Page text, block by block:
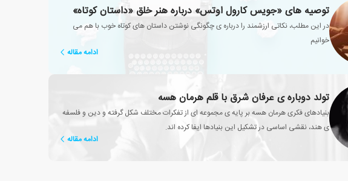
توصیه های «جویس کارول اوتس» درباره هنر خلق «داستان کوتاه»
در این مطلب، نکاتی ارزشمند را درباره ی چگونگی نوشتن داستان های کوتاه خوب با هم می
خوانیم
ادامه مقاله
تولد دوباره ی عرفان شرق با قلم هرمان هسه
بنیادهای فکری هرمان هسه بر پایه ی مجموعه ای از تفکرات مختلف شکل گرفته و دین و فلسفه
ی هند، نقشی اساسی در تشکیل این بنیادها ایفا کرده اند.
ادامه مقاله